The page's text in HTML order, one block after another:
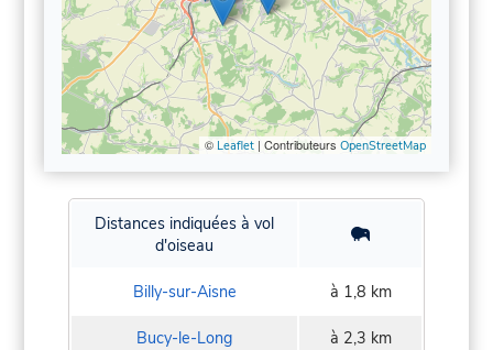
© Leaflet| Contributeurs OpenStreetMap
Distances indiquées à vol
d'oiseau
Billy-sur-Aisne à 1,8 km
Bucy-le-Long à 2,3 km